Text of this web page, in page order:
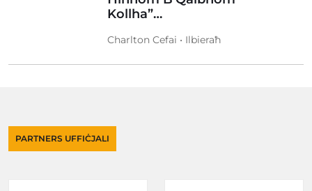
Kollha”…
Charlton Cefai • Ilbieraħ
PARTNERS UFFIĊJALI